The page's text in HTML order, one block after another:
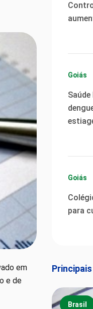
em
e de
Goiás
Goiás
para
Brasil